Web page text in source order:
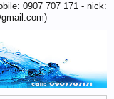
0907 707 171 - nick: